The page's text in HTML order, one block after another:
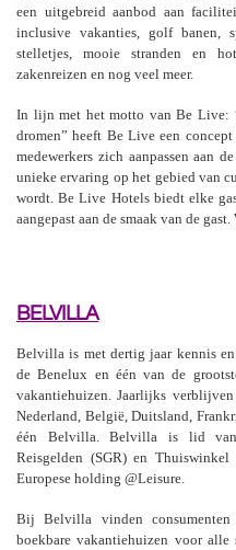
een uitgebreid aanbod aan
inclusive vakanties, golf banen,
stelletjes, mooie stranden en
zakenreizen en nog veel meer.
In lijn met het motto van Be Live:
dromen” heeft Be Live een
medewerkers zich aanpassen aan
unieke ervaring op het gebied van
wordt. Be Live Hotels biedt elke
aangepast aan de smaak van de
BELVILLA
Belvilla is met dertig jaar kennis
de Benelux en één van de
vakantiehuizen. Jaarlijks
Nederland, België, Duitsland,
één Belvilla. Belvilla is lid van
Reisgelden (SGR) en
Europese holding @Leisure.
Bij Belvilla vinden
boekbare vakantiehuizen voor alle